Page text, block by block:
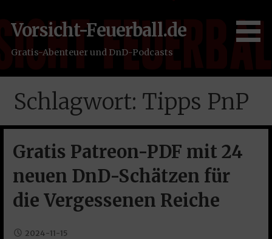
Inhalt
springen
Vorsicht-Feuerball.de
Gratis-Abenteuer und DnD-Podcasts
Schlagwort: Tipps PnP
Gratis Patreon-PDF mit 24
neuen DnD-Schätzen für
die Vergessenen Reiche
2024-11-15